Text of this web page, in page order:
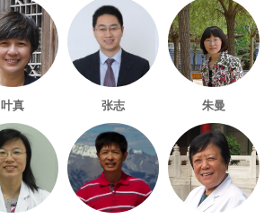
叶真 张志 朱曼